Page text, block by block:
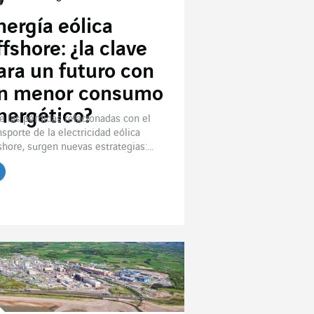
eólica
¿la clave
un futuro con
menor consumo
las pérdidas relacionadas con el
de la electricidad eólica
surgen nuevas estrategias:...